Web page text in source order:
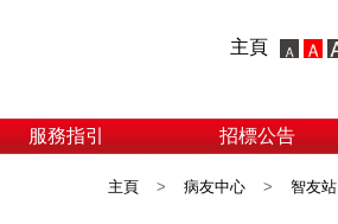
主頁
服務指引 招標公告
主頁 > 病友中心 > 智友站